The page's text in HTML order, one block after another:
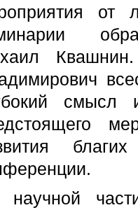
от
смысл
научной